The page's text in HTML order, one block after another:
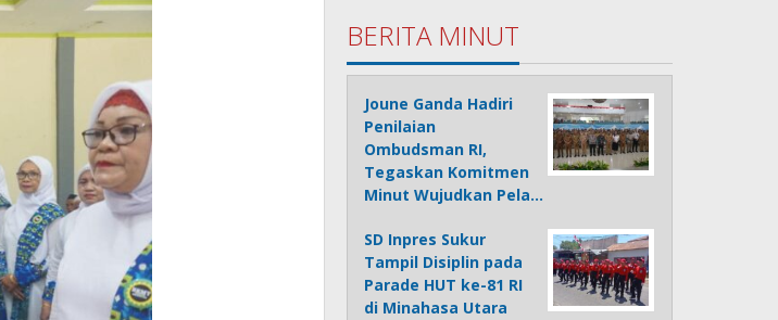
BERITA MINUT
Joune Ganda Hadiri
Penilaian
Ombudsman RI,
Tegaskan Komitmen
Minut Wujudkan Pela…
SD Inpres Sukur
Tampil Disiplin pada
Parade HUT ke-81 RI
di Minahasa Utara